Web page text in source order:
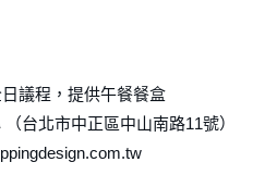
議程，提供午餐餐盒
台北市中正區中山南路11號）